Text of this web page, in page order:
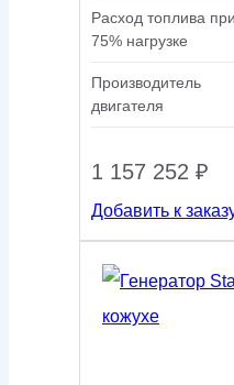
Расход топлива при
75% нагрузке
Производитель
двигателя
1 157 252 ₽
Добавить к